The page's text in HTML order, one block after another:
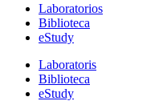
Laboratorios
Biblioteca
eStudy
Laboratoris
Biblioteca
eStudy